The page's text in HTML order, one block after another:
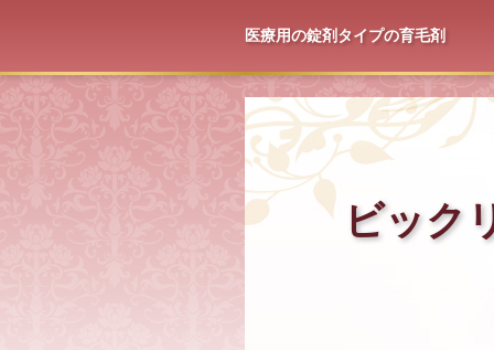
医療用の錠剤タイプの育毛剤
ビック